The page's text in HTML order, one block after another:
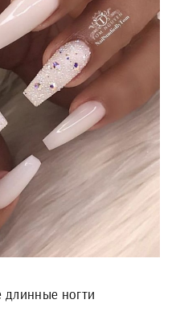
длинные ногти